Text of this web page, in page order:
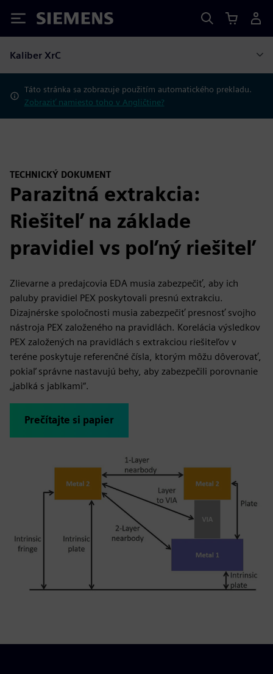
Siemens
Kaliber XrC
Táto stránka sa zobrazuje použitím automatického prekladu.
Zobraziť namiesto toho v Angličtine?
TECHNICKÝ DOKUMENT
Parazitná extrakcia:
Riešiteľ na základe
pravidiel vs poľný riešiteľ
Zlievarne a predajcovia EDA musia zabezpečiť, aby ich
paluby pravidiel PEX poskytovali presnú extrakciu.
Dizajnérske spoločnosti musia zabezpečiť presnosť svojho
nástroja PEX založeného na pravidlách. Korelácia výsledkov
PEX založených na pravidlách s extrakciou riešiteľov v
teréne poskytuje referenčné čísla, ktorým môžu dôverovať,
pokiaľ správne nastavujú behy, aby zabezpečili porovnanie
„jablká s jablkami“.
Prečítajte si papier